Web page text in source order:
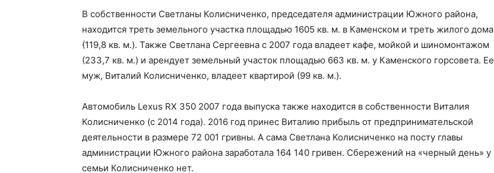
В собственности Светланы Колисниченко, председателя администрации Южного района,
находится треть земельного участка площадью 1605 кв. м. в Каменском и треть жилого дома
(119,8 кв. м.). Также Светлана Сергеевна с 2007 года владеет кафе, мойкой и шиномонтажом
(233,7 кв. м.) и арендует земельный участок площадью 663 кв. м. у Каменского горсовета. Ее
муж, Виталий Колисниченко, владеет квартирой (99 кв. м.).
Автомобиль Lexus RX 350 2007 года выпуска также находится в собственности Виталия
Колисниченко (с 2014 года). 2016 год принес Виталию прибыль от предпринимательской
деятельности в размере 72 001 гривны. А сама Светлана Колисниченко на посту главы
администрации Южного района заработала 164 140 гривен. Сбережений на «черный день» у
семьи Колисниченко нет.